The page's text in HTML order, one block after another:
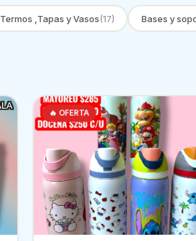
Termos ,Tapas y Vasos(17) Bases y
🔥 OFERTA